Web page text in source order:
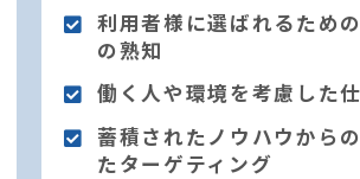
利用者様に選ばれるため
の熟知
働く人や環境を考慮した
蓄積されたノウハウから
たターゲティング